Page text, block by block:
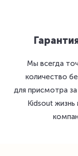
Мы всегда
количество
для присмотра
Kidsout